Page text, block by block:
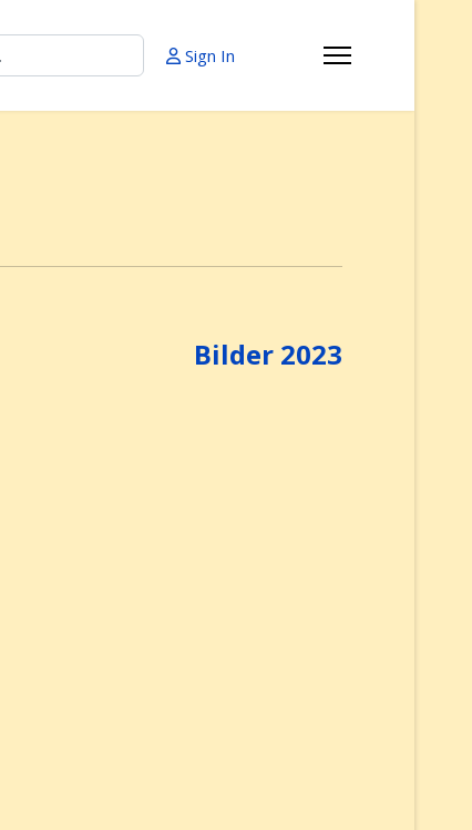
Sign In
Bilder 2023